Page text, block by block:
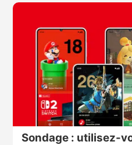
Sondage : utilisez-